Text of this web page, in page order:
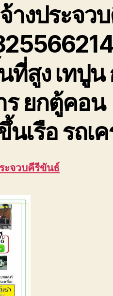
างประจว
สูง เทปูน
ยกตู้คอน
นเรือ รถเ
ะจวบคีรีขันธ์